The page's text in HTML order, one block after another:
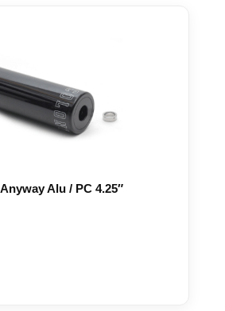
Alu / PC 4.25″